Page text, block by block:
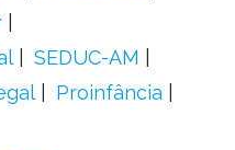
SEDUC-AM
Proinfância